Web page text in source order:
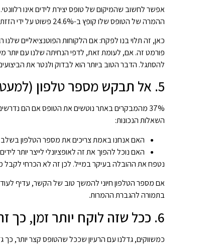
אפשר לחשוב שהמיקום של טופס יצירת לידים אינו
ההמרה של הטופס שלו קופץ ב-24.6% פשוט על ידי הזזתם מצד שמאל לצד ימין של הדף.
כאן, זה תלוי בנו לפקח: אם הלקוחות הפוטנציאליים
פורמט זה. אם, לעומת זאת, לדפי הנחיתה שלנו עם יותר
להסתגל. הדבר הטוב ביותר הוא לבדוק ולנטר את
5. אל תבקש מספר טלפון (למעט כאשר יש צורך!)
37% מהמבקרים באתר נוטשים את הטופס אם הם
השאלות הנכונות:
האם אנחנו באמת צריכים את מספר הטלפון בשלב
האם נוכל להפוך את זה לאופציונלי לייצר יותר
נטפח את ההובלה בעיקר במייל. לכן זה לא הכרחי
אם מספר הטלפון חיוני להמשך טוב של הקשר, עדיף
בתמורה להגברת ההמרות.
6. ככל שזה לוקח יותר זמן, כך זה יותר גרוע?
כמשווקים, גדלנו עם הרעיון שככל שהטופס קצר יותר, כך